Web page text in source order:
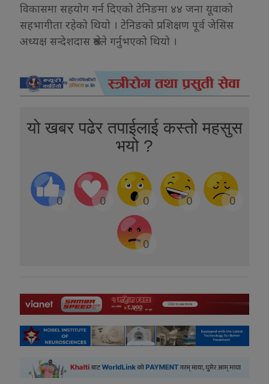
विकासमा सहयोग गर्न दिएको टेनिङमा ४४ जना यूवाको
सहभागीता रहेको थियो । टेनिङको प्रशिक्षण पूर्व जेसिस
अध्यक्ष सन्देशदास श्रेष्ठले गर्नुभएको थियो ।
यो खबर पढेर तपाईलाई कस्तो महसुस
भयो ?
0 0 0 0 0
0